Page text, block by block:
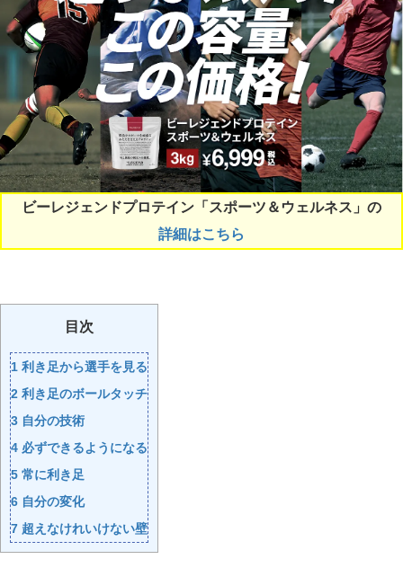
ビーレジェンドプロテイン「スポーツ＆ウェルネス」の
詳細はこちら
目次
1 利き足から選手を見る
2 利き足のボールタッチ
3 自分の技術
4 必ずできるようになる
5 常に利き足
6 自分の変化
7 超えなけれいけない壁